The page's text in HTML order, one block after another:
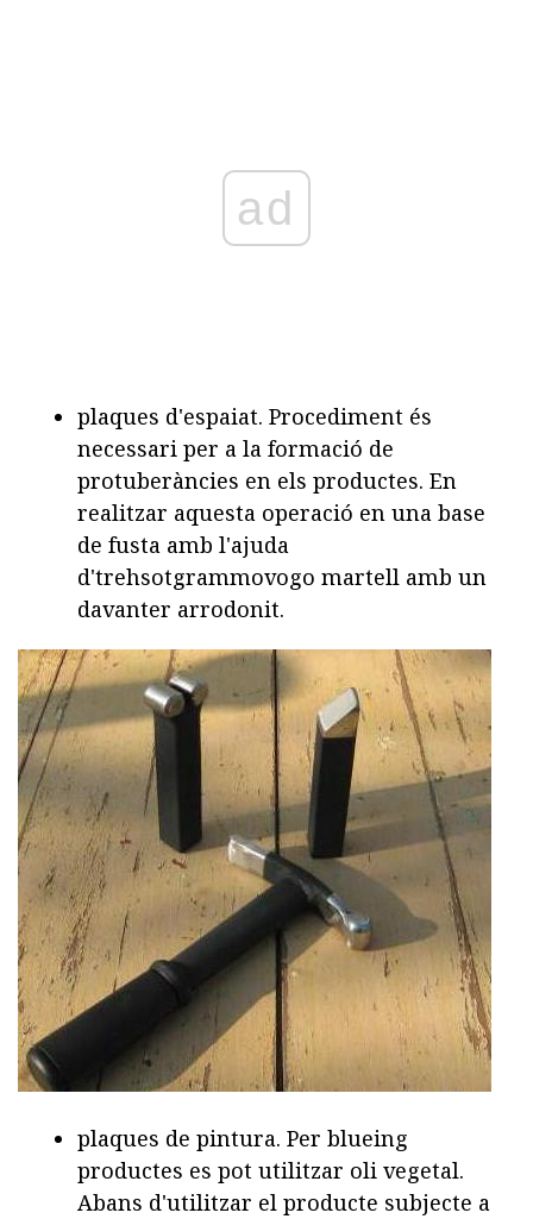
ad
plaques d'espaiat. Procediment és
necessari per a la formació de
protuberàncies en els productes. En
realitzar aquesta operació en una base
de fusta amb l'ajuda
d'trehsotgrammovogo martell amb un
davanter arrodonit.
plaques de pintura. Per blueing
productes es pot utilitzar oli vegetal.
Abans d'utilitzar el producte subjecte a